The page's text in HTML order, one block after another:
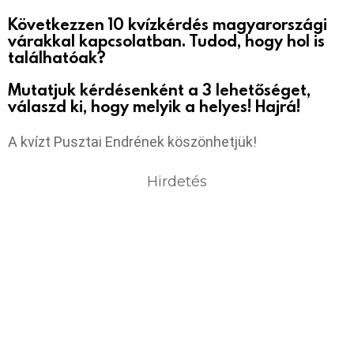
Következzen 10 kvízkérdés magyarországi
várakkal kapcsolatban. Tudod, hogy hol is
találhatóak?
Mutatjuk kérdésenként a 3 lehetőséget,
válaszd ki, hogy melyik a helyes! Hajrá!
A kvízt Pusztai Endrének köszönhetjük!
Hirdetés